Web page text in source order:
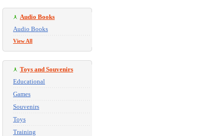
Audio Books
Audio Books
View All
Toys and Souvenirs
Educational
Games
Souvenirs
Toys
Training